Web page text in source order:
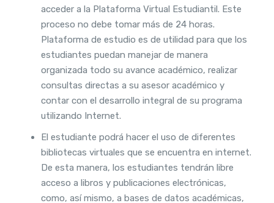
acceder a la Plataforma Virtual Estudiantil. Este
proceso no debe tomar más de 24 horas.
Plataforma de estudio es de utilidad para que los
estudiantes puedan manejar de manera
organizada todo su avance académico, realizar
consultas directas a su asesor académico y
contar con el desarrollo integral de su programa
utilizando Internet.
El estudiante podrá hacer el uso de diferentes
bibliotecas virtuales que se encuentra en internet.
De esta manera, los estudiantes tendrán libre
acceso a libros y publicaciones electrónicas,
como, así mismo, a bases de datos académicas,